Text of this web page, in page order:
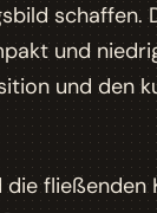
und
und den